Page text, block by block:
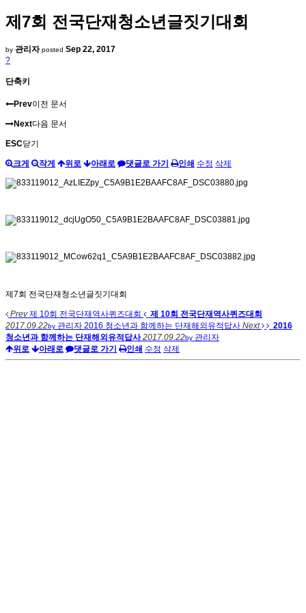
제7회 전국단재청소년글짓기대회
by 관리자 posted Sep 22, 2017
?
단축키
Prev이전 문서
Next다음 문서
ESC닫기
크게 작게 위로 아래로 댓글로 가기 인쇄 수정 삭제
제7회 전국단재청소년글짓기대회
Prev제 10회 전국단재역사퀴즈대회
제 10회 전국단재역사퀴즈대회
2017.09.22by 관리자 2016 청소년과 함께하는 단재해외유적답사 Next
2016
청소년과 함께하는 단재해외유적답사 2017.09.22by 관리자
위로
아래로 댓글로 가기 인쇄 수정 삭제